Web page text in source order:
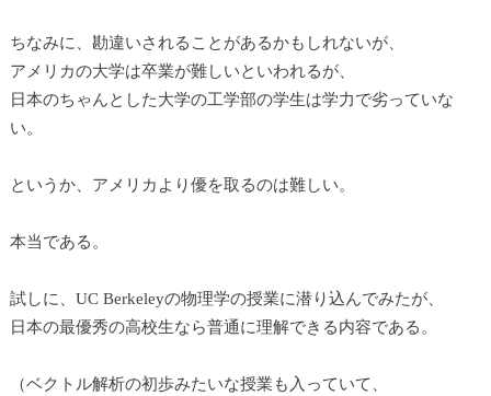
ちなみに、勘違いされることがあるかもしれないが、
アメリカの大学は卒業が難しいといわれるが、
日本のちゃんとした大学の工学部の学生は学力で劣っていな
い。
というか、アメリカより優を取るのは難しい。
本当である。
試しに、UC Berkeleyの物理学の授業に潜り込んでみたが、
日本の最優秀の高校生なら普通に理解できる内容である。
（ベクトル解析の初歩みたいな授業も入っていて、